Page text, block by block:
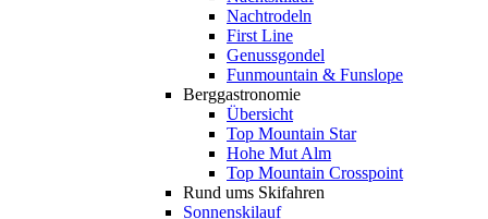
Nachtrodeln
First Line
Genussgondel
Funmountain & Funslope
Berggastronomie
Übersicht
Top Mountain Star
Hohe Mut Alm
Top Mountain Crosspoint
Rund ums Skifahren
Sonnenskilauf